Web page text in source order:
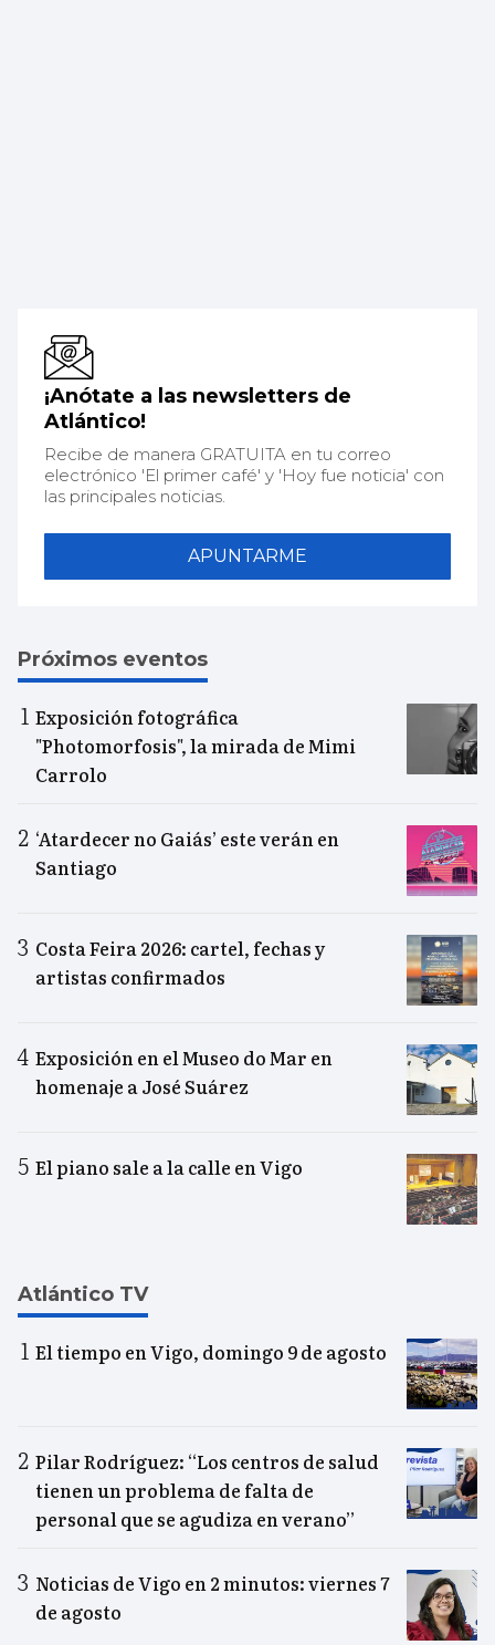
¡Anótate a las newsletters de
Atlántico!
Recibe de manera GRATUITA en tu correo
electrónico 'El primer café' y 'Hoy fue noticia' con
las principales noticias.
APUNTARME
Próximos eventos
Exposición fotográfica
"Photomorfosis", la mirada de Mimi
Carrolo
‘Atardecer no Gaiás’ este verán en
Santiago
Costa Feira 2026: cartel, fechas y
artistas confirmados
Exposición en el Museo do Mar en
homenaje a José Suárez
El piano sale a la calle en Vigo
Atlántico TV
El tiempo en Vigo, domingo 9 de agosto
Pilar Rodríguez: “Los centros de salud
tienen un problema de falta de
personal que se agudiza en verano”
Noticias de Vigo en 2 minutos: viernes 7
de agosto